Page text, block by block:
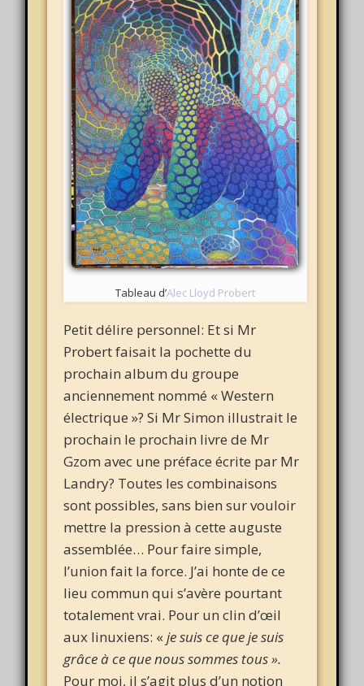
Tableau d’Alec Lloyd Probert
Petit délire personnel: Et si Mr
Probert faisait la pochette du
prochain album du groupe
anciennement nommé « Western
électrique »? Si Mr Simon illustrait le
prochain le prochain livre de Mr
Gzom avec une préface écrite par Mr
Landry? Toutes les combinaisons
sont possibles, sans bien sur vouloir
mettre la pression à cette auguste
assemblée… Pour faire simple,
l’union fait la force. J’ai honte de ce
lieu commun qui s’avère pourtant
totalement vrai. Pour un clin d’œil
aux linuxiens: «je suis ce que je suis
grâce à ce que nous sommes tous ».
Pour moi, il s’agit plus d’un notion